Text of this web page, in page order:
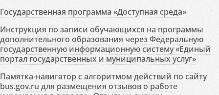
Государственная программа «Доступная среда»
Инструкция по записи обучающихся на программы
дополнительного образования через Федеральную
государственную информационную систему «Единый
портал государственных и муниципальных услуг»
Памятка-навигатор с алгоритмом действий по сайту
bus.gov.ru для размещения отзывов о работе